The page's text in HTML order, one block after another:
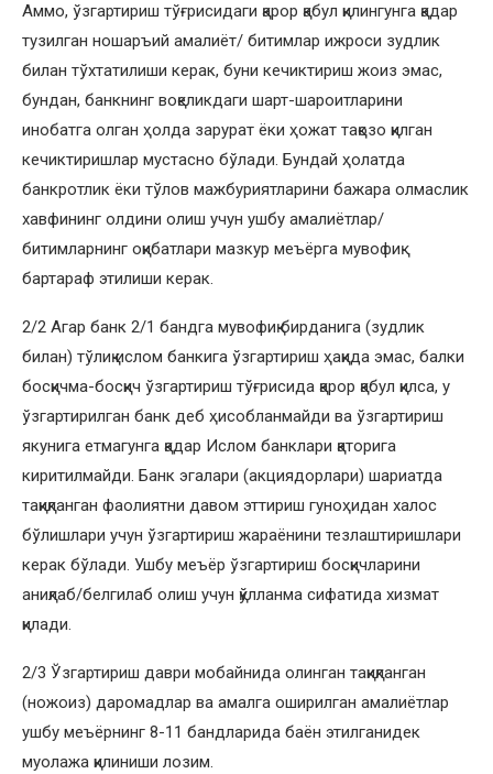
Аммо, ўзгартириш тўғрисидаги қарор қабул қилингунга қадар
тузилган ношаръий амалиёт/ битимлар ижроси зудлик
билан тўхтатилиши керак, буни кечиктириш жоиз эмас,
бундан, банкнинг воқеликдаги шарт-шароитларини
инобатга олган ҳолда зарурат ёки ҳожат тақозо қилган
кечиктиришлар мустасно бўлади. Бундай ҳолатда
банкротлик ёки тўлов мажбуриятларини бажара олмаслик
хавфининг олдини олиш учун ушбу амалиётлар/
битимларнинг оқибатлари мазкур меъёрга мувофиқ
бартараф этилиши керак.
2/2 Агар банк 2/1 бандга мувофиқ бирданига (зудлик
билан) тўлиқ ислом банкига ўзгартириш ҳақида эмас, балки
босқичма-босқич ўзгартириш тўғрисида қарор қабул қилса, у
ўзгартирилган банк деб ҳисобланмайди ва ўзгартириш
якунига етмагунга қадар Ислом банклари қаторига
киритилмайди. Банк эгалари (акциядорлари) шариатда
тақиқланган фаолиятни давом эттириш гуноҳидан халос
бўлишлари учун ўзгартириш жараёнини тезлаштиришлари
керак бўлади. Ушбу меъёр ўзгартириш босқичларини
аниқлаб/белгилаб олиш учун қўлланма сифатида хизмат
қилади.
2/3 Ўзгартириш даври мобайнида олинган тақиқланган
(ножоиз) даромадлар ва амалга оширилган амалиётлар
ушбу меъёрнинг 8-11 бандларида баён этилганидек
муолажа қилиниши лозим.